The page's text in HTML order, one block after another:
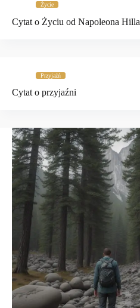
Życie
Cytat o Życiu od Napoleona Hilla
Przyjaźń
Cytat o przyjaźni